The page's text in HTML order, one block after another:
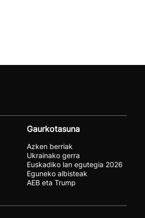
Gaurkotasuna
Azken berriak
Ukrainako gerra
Euskadiko lan egutegia 2026
Eguneko albisteak
AEB eta Trump